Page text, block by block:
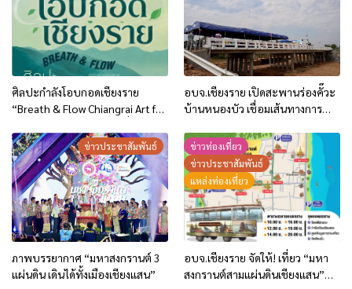
1-30 มิ.ย. นี้เท่านั้น!
ศิลปะกำลังโอบกอดเชียงราย
“Breath & Flow Chiangrai Art for
มิ.ย.69
อบจ.เชียงราย เปิดสะพานร่องคั๊วะ
บ้านหนองบัว เชื่อมเส้นทางการ
ประชาชน
ข่าวประชาสัมพันธ์
ภาพบรรยากาศ “มหาสงกรานต์ 3
แผ่นดิน เดินได้ทั้งเมืองเชียงแสน”
ข่าวท่องเที่ยว
ข่าวประชาสัมพันธ์
แหล่งท่องเที่ยว
อบจ.เชียงราย จัดให้! เที่ยว “มหา
สงกรานต์สามแผ่นดินเชียงแสน”